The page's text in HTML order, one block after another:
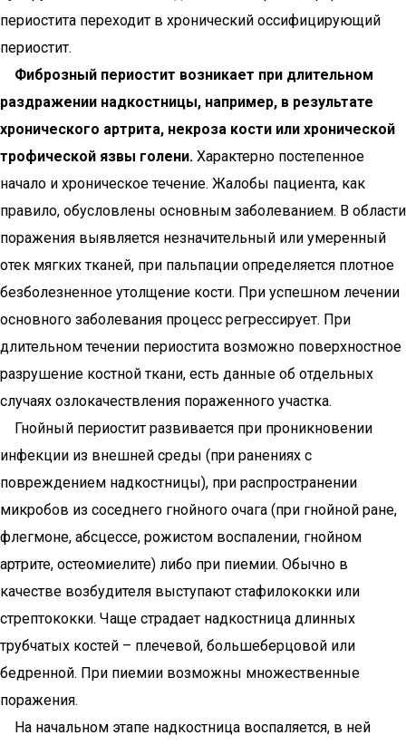
периостита переходит в хронический оссифицирующий
периостит.
Фиброзный периостит возникает при длительном
раздражении надкостницы, например, в результате
хронического артрита, некроза кости или хронической
трофической язвы голени. Характерно постепенное
начало и хроническое течение. Жалобы пациента, как
правило, обусловлены основным заболеванием. В области
поражения выявляется незначительный или умеренный
отек мягких тканей, при пальпации определяется плотное
безболезненное утолщение кости. При успешном лечении
основного заболевания процесс регрессирует. При
длительном течении периостита возможно поверхностное
разрушение костной ткани, есть данные об отдельных
случаях озлокачествления пораженного участка.
Гнойный периостит развивается при проникновении
инфекции из внешней среды (при ранениях с
повреждением надкостницы), при распространении
микробов из соседнего гнойного очага (при гнойной ране,
флегмоне, абсцессе, рожистом воспалении, гнойном
артрите, остеомиелите) либо при пиемии. Обычно в
качестве возбудителя выступают стафилококки или
стрептококки. Чаще страдает надкостница длинных
трубчатых костей – плечевой, большеберцовой или
бедренной. При пиемии возможны множественные
поражения.
На начальном этапе надкостница воспаляется, в ней